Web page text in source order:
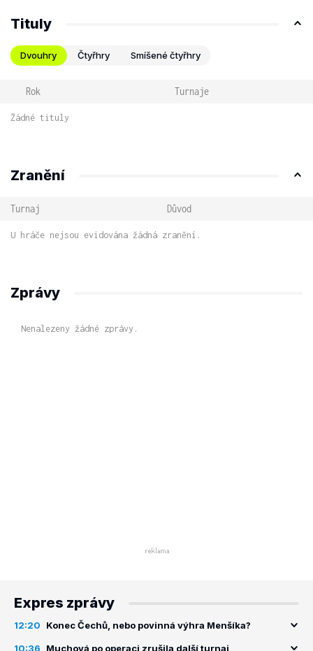
Tituly
Dvouhry Čtyřhry Smíšené čtyřhry
Rok Turnaje
Žádné tituly
Zranění
Turnaj Důvod
U hráče nejsou evidována žádná zranění.
Zprávy
Nenalezeny žádné zprávy.
Expres zprávy
12:20 Konec Čechů, nebo povinná výhra Menšíka?
10:36 Muchová po operaci zrušila další turnaj